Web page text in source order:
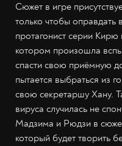
Сюжет в игре
только чтобы оправдать
протагонист серии
котором произошла
спасти свою приёмную
пытается выбраться из
свою секретаршу Хану.
вируса случилась не
Мадзима и Рюдзи в
который будет творить